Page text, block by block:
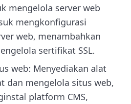
mengelola server web
mengkonfigurasi
web, menambahkan
sertifikat SSL.
web: Menyediakan alat
dan mengelola situs web,
platform CMS,